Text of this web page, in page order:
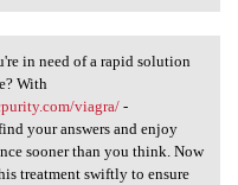
in
in need of a rapid solution
With
viagra/-
your answers and enjoy
sooner than you think. Now
treatment swiftly to ensure